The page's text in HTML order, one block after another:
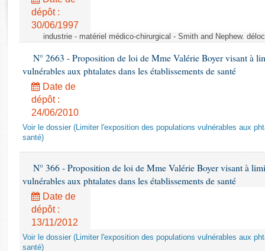
Rapports d'enquête
Rapports législatifs
Budget et sécurité sociale
Questions écrites et orales
Comptes rendus des débats
dépôt :
30/06/1997
industrie - matériel médico-chirurgical - Smith and Nephew.
N° 2663 - Proposition de loi de Mme Valérie Boyer visant à
vulnérables aux phtalates dans les établissements de santé
Date de
dépôt :
24/06/2010
Voir le dossier (Limiter l'exposition des populations vulnérables aux
santé)
N° 366 - Proposition de loi de Mme Valérie Boyer visant à
vulnérables aux phtalates dans les établissements de santé
Date de
dépôt :
13/11/2012
Voir le dossier (Limiter l'exposition des populations vulnérables aux
santé)